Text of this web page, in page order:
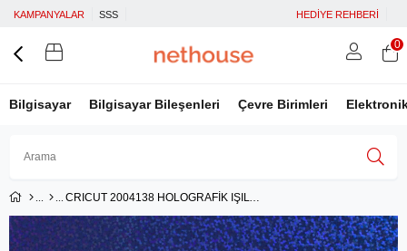
KAMPANYALAR SSS HEDİYE REHBERİ
Bilgisayar Bilgisayar Bileşenleri Çevre Birimleri
Facebook İle Bağlan
Google İle Bağlan
0
CRICUT 2004138 HOLOGRAFİK IŞILTILI IRON ON 30X60CM MAVİ